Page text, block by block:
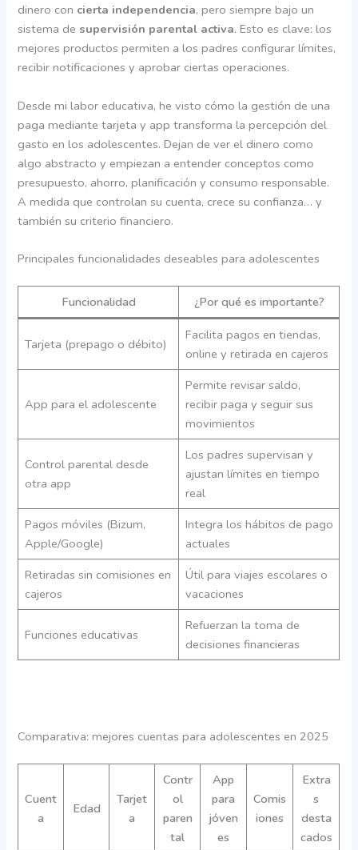
dinero con cierta independencia, pero siempre bajo un
sistema de supervisión parental activa. Esto es clave: los
mejores productos permiten a los padres configurar límites,
recibir notificaciones y aprobar ciertas operaciones.
Desde mi labor educativa, he visto cómo la gestión de una
paga mediante tarjeta y app transforma la percepción del
gasto en los adolescentes. Dejan de ver el dinero como
algo abstracto y empiezan a entender conceptos como
presupuesto, ahorro, planificación y consumo responsable.
A medida que controlan su cuenta, crece su confianza… y
también su criterio financiero.
Principales funcionalidades deseables para adolescentes
Funcionalidad ¿Por qué es importante?
Tarjeta (prepago o débito)
Facilita pagos en tiendas,
online y retirada en cajeros
App para el adolescente
Permite revisar saldo,
recibir paga y seguir sus
movimientos
Control parental desde
otra app
Los padres supervisan y
ajustan límites en tiempo
real
Pagos móviles (Bizum,
Apple/Google)
Integra los hábitos de pago
actuales
Retiradas sin comisiones en
cajeros
Útil para viajes escolares o
vacaciones
Funciones educativas
Refuerzan la toma de
decisiones financieras
Comparativa: mejores cuentas para adolescentes en 2025
Cuent
a
Edad
Tarjet
a
Contr
ol
paren
tal
App
para
jóven
es
Comis
iones
Extra
s
desta
cados